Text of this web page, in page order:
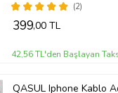
(2)
399,00 TL
42,56 TL'den Başlayan
QASUL Iphone Kablo